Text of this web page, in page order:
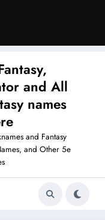
and All
names
and Fantasy
and Other 5e